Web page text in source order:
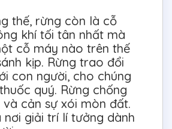
thế, rừng còn là cỗ
khí tối tân nhất mà
cỗ máy nào trên thế
kịp. Rừng trao đổi
con người, cho chúng
quý. Rừng chống
cản sự xói mòn đất.
nơi giải trí lí tưởng dành